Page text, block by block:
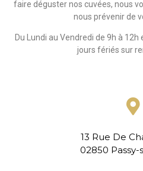
faire déguster nos cuvées, nous
nous prévenir de
Du Lundi au Vendredi de 9h à
jours fériés sur
13 Rue De
02850